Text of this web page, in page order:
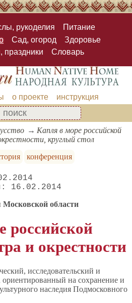
рукоделия
Питание
Сад, огород
Здоровье
праздники
Словарь
о проекте инструкция
Капля в море российской
круглый стол
конференция
16.02.2014
области
российской
и окрестности
исследовательский и
ориентированный на сохранение и
наследия Подмосковного